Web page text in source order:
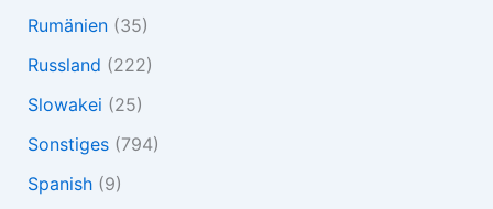
Rumänien(35)
Russland (222)
Slowakei (25)
Sonstiges(794)
Spanish(9)